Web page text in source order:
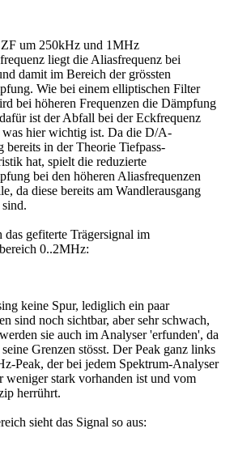
um 250kHz und 1MHz
liegt die Aliasfrequenz bei
damit im Bereich der grössten
Wie bei einem elliptischen Filter
bei höheren Frequenzen die Dämpfung
ist der Abfall bei der Eckfrequenz
was hier wichtig ist. Da die D/A-
bereits in der Theorie Tiefpass-
hat, spielt die reduzierte
bei den höheren Aliasfrequenzen
da diese bereits am Wandlerausgang
das gefiterte Trägersignal im
0..2MHz:
keine Spur, lediglich ein paar
sind noch sichtbar, aber sehr schwach,
sie auch im Analyser 'erfunden', da
Grenzen stösst. Der Peak ganz links
Peak, der bei jedem Spektrum-Analyser
weniger stark vorhanden ist und vom
herrührt.
sieht das Signal so aus: